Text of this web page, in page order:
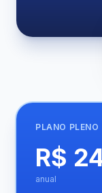
PLANO PLENO
R$
anual